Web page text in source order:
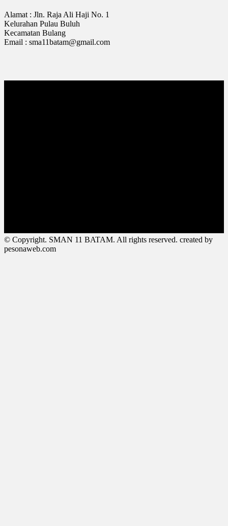
Alamat : Jln. Raja Ali Haji No. 1
Kelurahan Pulau Buluh
Kecamatan Bulang
Email : sma11batam@gmail.com
© Copyright. SMAN 11 BATAM. All rights reserved. created by
pesonaweb.com